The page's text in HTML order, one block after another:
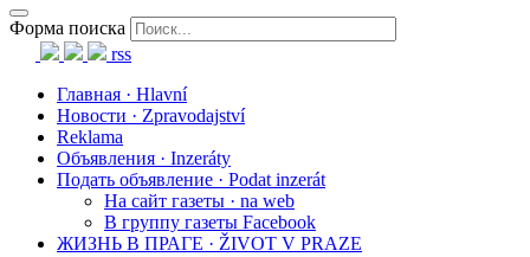
Форма поиска
rss
Главная · Hlavní
Новости · Zpravodajství
Reklama
Объявления · Inzeráty
Подать объявление · Podat inzerát
На сайт газеты · na web
В группу газеты Facebook
ЖИЗНЬ В ПРАГЕ · ŽIVOT V PRAZE